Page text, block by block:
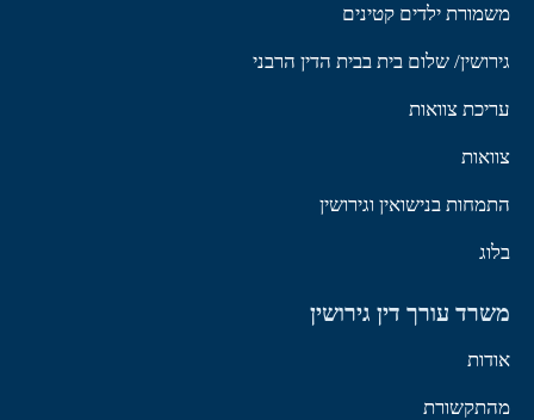
משמורת ילדים קטינים
גירושין/ שלום בית בבית הדין הרבני
עריכת צוואות
צוואות
התמחות בנישואין וגירושין
בלוג
משרד עורך דין גירושין
אודות
מהתקשורת